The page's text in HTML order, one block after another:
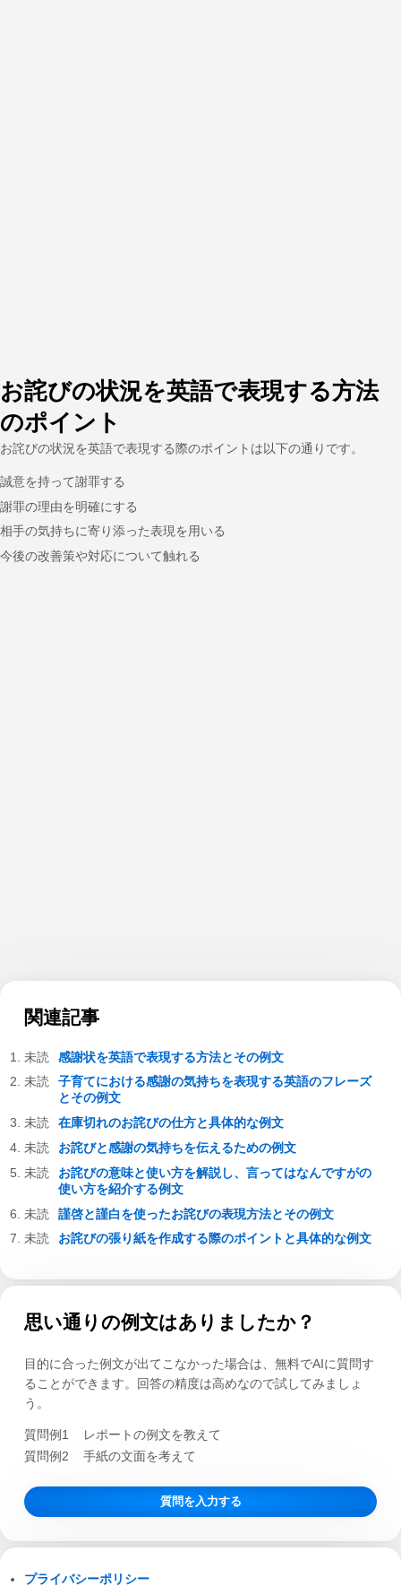
お詫びの状況を英語で表現する方法
のポイント
お詫びの状況を英語で表現する際のポイントは以下の通りです。
誠意を持って謝罪する
謝罪の理由を明確にする
相手の気持ちに寄り添った表現を用いる
今後の改善策や対応について触れる
関連記事
感謝状を英語で表現する方法とその例文
子育てにおける感謝の気持ちを表現する英語のフレーズ
とその例文
在庫切れのお詫びの仕方と具体的な例文
お詫びと感謝の気持ちを伝えるための例文
お詫びの意味と使い方を解説し、言ってはなんですがの
使い方を紹介する例文
謹啓と謹白を使ったお詫びの表現方法とその例文
お詫びの張り紙を作成する際のポイントと具体的な例文
思い通りの例文はありましたか？
目的に合った例文が出てこなかった場合は、無料でAIに質問す
ることができます。回答の精度は高めなので試してみましょ
う。
質問例1
レポートの例文を教えて
質問例2
手紙の文面を考えて
質問を入力する
プライバシーポリシー